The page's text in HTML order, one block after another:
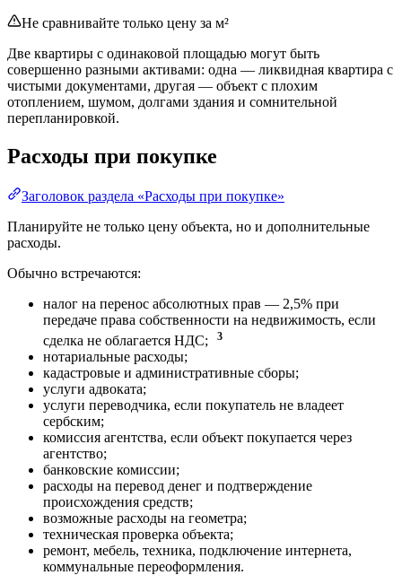
Не сравнивайте только цену за м²
Две квартиры с одинаковой площадью могут быть
совершенно разными активами: одна — ликвидная квартира с
чистыми документами, другая — объект с плохим
отоплением, шумом, долгами здания и сомнительной
перепланировкой.
Расходы при покупке
Заголовок раздела «Расходы при покупке»
Планируйте не только цену объекта, но и дополнительные
расходы.
Обычно встречаются:
налог на перенос абсолютных прав — 2,5% при
передаче права собственности на недвижимость, если
сделка не облагается НДС;
3
нотариальные расходы;
кадастровые и административные сборы;
услуги адвоката;
услуги переводчика, если покупатель не владеет
сербским;
комиссия агентства, если объект покупается через
агентство;
банковские комиссии;
расходы на перевод денег и подтверждение
происхождения средств;
возможные расходы на геометра;
техническая проверка объекта;
ремонт, мебель, техника, подключение интернета,
коммунальные переоформления.